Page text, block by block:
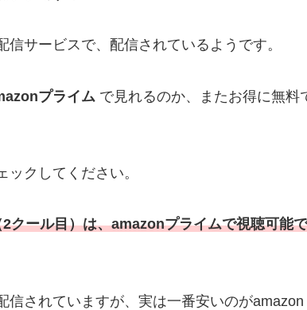
サービスで、配信されているようです。
プライム で見れるのか、またお得に無料
クしてください。
クール目）は、amazonプライムで視聴可能で
信されていますが、実は一番安いのがamazon